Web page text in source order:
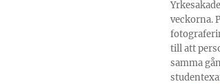
veckorna.
till att
samma